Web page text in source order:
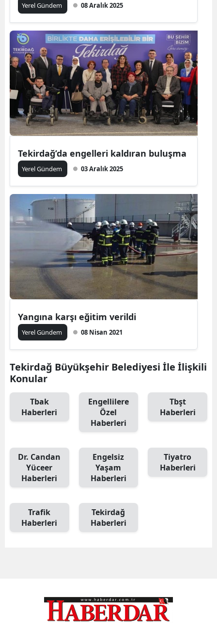
Yerel Gündem 08 Aralık 2025
Tekirdağ’da engelleri kaldıran buluşma
Yerel Gündem 03 Aralık 2025
Yangına karşı eğitim verildi
Yerel Gündem 08 Nisan 2021
Tekirdağ Büyükşehir Belediyesi İle İlişkili
Konular
Tbak
Haberleri
Engellilere
Özel
Haberleri
Tbşt
Haberleri
Dr. Candan
Yüceer
Haberleri
Engelsiz
Yaşam
Haberleri
Tiyatro
Haberleri
Trafik
Haberleri
Tekirdağ
Haberleri